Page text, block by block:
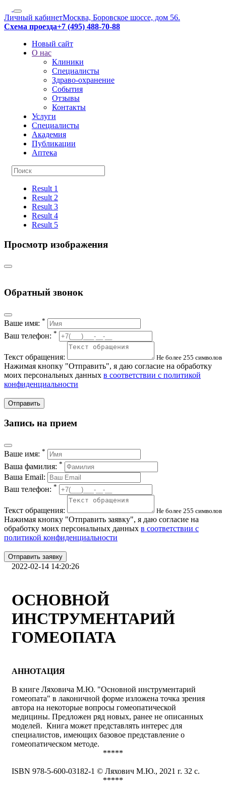
Личный кабинетМосква, Боровское шоссе, дом 56.
Схема проезда+7 (495) 488-70-88
Новый сайт
О нас
Клиники
Специалисты
Здраво-охранение
События
Отзывы
Контакты
Услуги
Специалисты
Академия
Публикации
Аптека
Result 1
Result 2
Result 3
Result 4
Result 5
Просмотр изображения
Обратный звонок
Ваше имя: *
Ваш телефон: *
Текст обращения: Не более 255 символов
Нажимая кнопку "Отправить", я даю согласие на обработку
моих персональных данных в соответствии с политикой
конфиденциальности
Отправить
Запись на прием
Ваше имя: *
Ваша фамилия: *
Ваша Email:
Ваш телефон: *
Текст обращения: Не более 255 символов
Нажимая кнопку "Отправить заявку", я даю согласие на
обработку моих персональных данных в соответствии с
политикой конфиденциальности
Отправить заявку
2022-02-14 14:20:26
ОСНОВНОЙ
ИНСТРУМЕНТАРИЙ
ГОМЕОПАТА
АННОТАЦИЯ
В книге Ляховича М.Ю. "Основной инструментарий
гомеопата" в лаконичной форме изложена точка зрения
автора на некоторые вопросы гомеопатической
медицины. Предложен ряд новых, ранее не описанных
моделей. Книга может представлять интерес для
специалистов, имеющих базовое представление о
гомеопатическом методе.
*****
ISBN 978-5-600-03182-1 © Ляхович М.Ю., 2021 г. 32 с.
*****